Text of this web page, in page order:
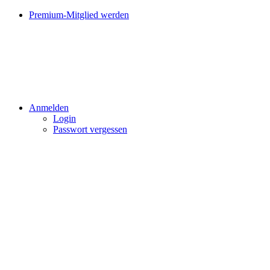
Premium-Mitglied werden
Anmelden
Login
Passwort vergessen